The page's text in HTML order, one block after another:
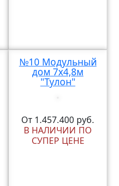
№10 Модульный
дом 7х4,8м
"Тулон"
От 1.457.400 руб.
В НАЛИЧИИ ПО
СУПЕР ЦЕНЕ